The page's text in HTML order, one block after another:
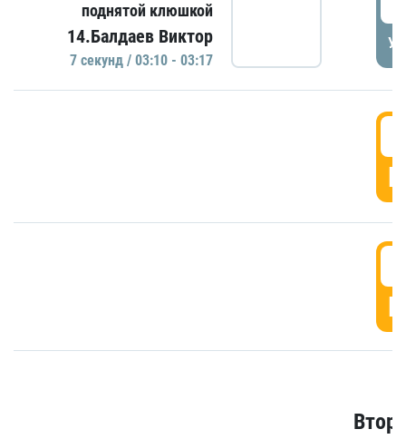
поднятой клюшкой
14.Балдаев Виктор
7 секунд / 03:10 - 03:17